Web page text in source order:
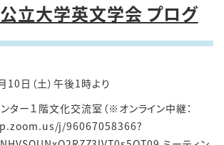
立大学英文学会 プログ
日（土）午後1時より
ター１階文化交流室（※オンライン中継：
j/96067058366?